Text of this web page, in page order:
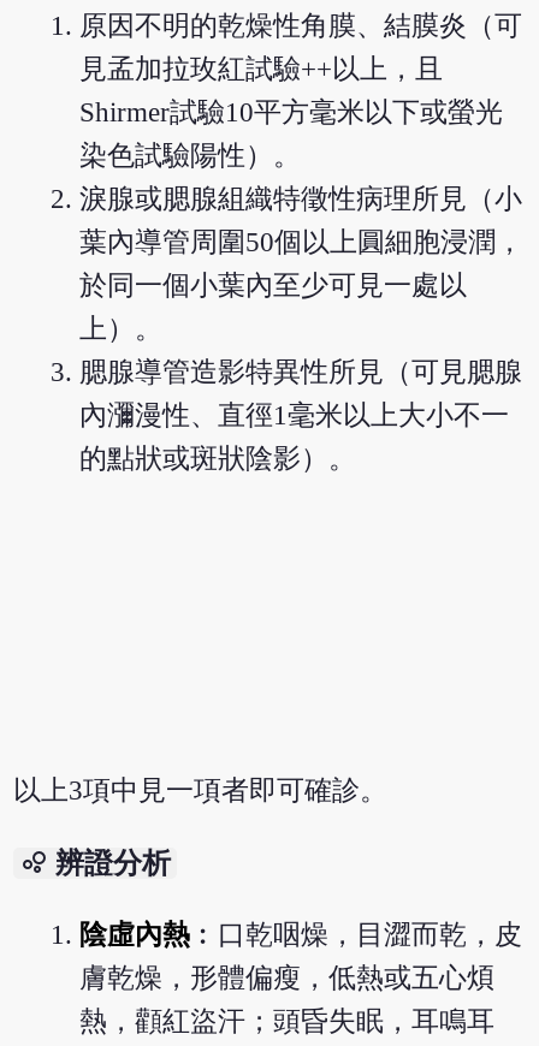
原因不明的乾燥性角膜、結膜炎（可
見孟加拉玫紅試驗++以上，且
Shirmer試驗10平方毫米以下或螢光
染色試驗陽性）。
淚腺或腮腺組織特徵性病理所見（小
葉內導管周圍50個以上圓細胞浸潤，
於同一個小葉內至少可見一處以
上）。
腮腺導管造影特異性所見（可見腮腺
內瀰漫性、直徑1毫米以上大小不一
的點狀或斑狀陰影）。
以上3項中見一項者即可確診。
bubble_chart 辨證分析
陰虛內熱 ︰口乾咽燥，目澀而乾，皮
膚乾燥，形體偏瘦，低熱或五心煩
熱，顴紅盜汗；頭昏失眠，耳鳴耳